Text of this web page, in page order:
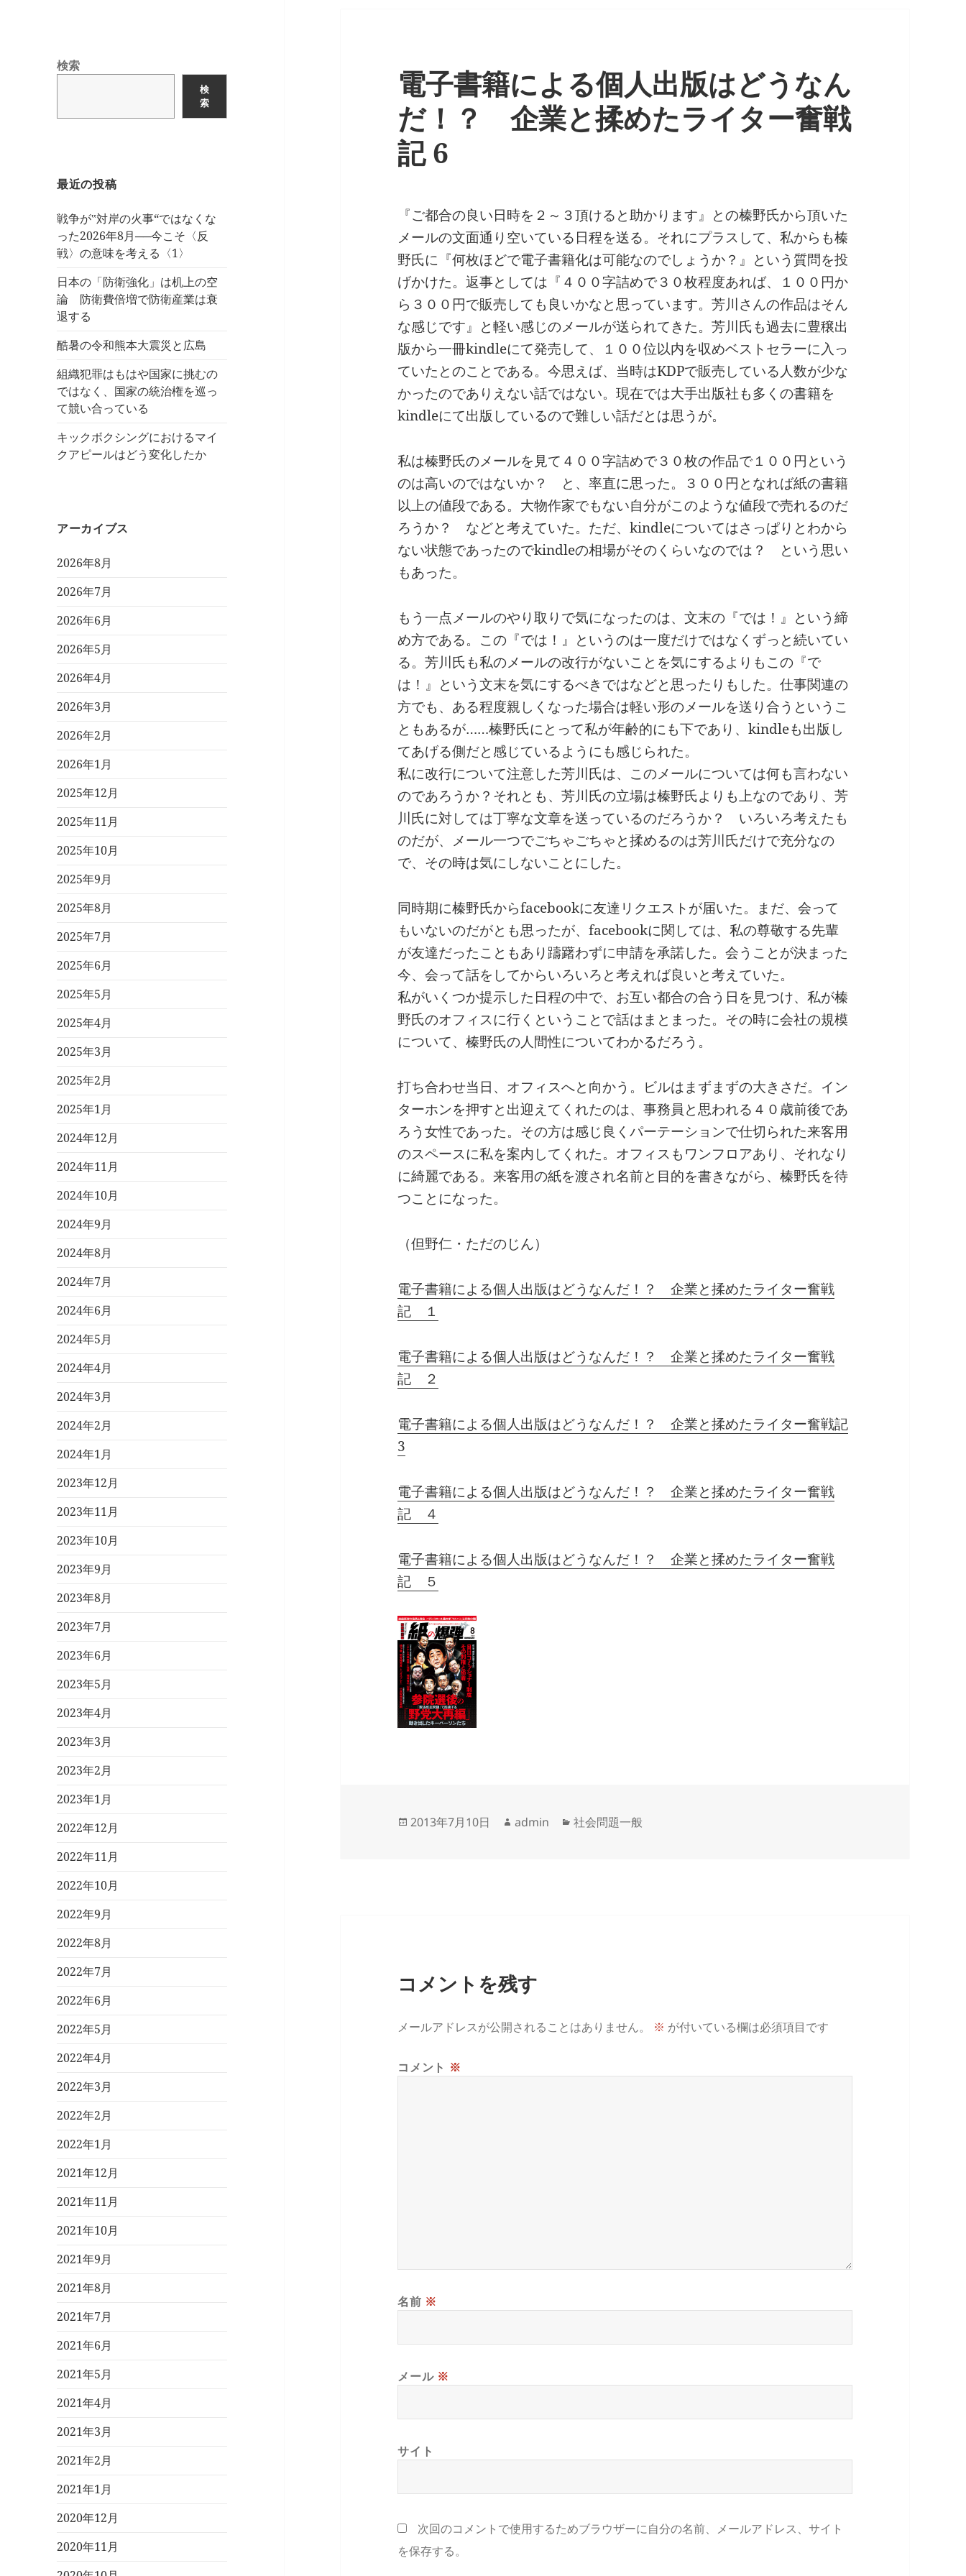
検索
検
索
最近の投稿
戦争が‟対岸の火事“ではなくな
った2026年8月──今こそ〈反
戦〉の意味を考える〈1〉
日本の「防衛強化」は机上の空
論 防衛費倍増で防衛産業は衰
退する
酷暑の令和熊本大震災と広島
組織犯罪はもはや国家に挑むの
ではなく、国家の統治権を巡っ
て競い合っている
キックボクシングにおけるマイ
クアピールはどう変化したか
アーカイブス
2026年8月
2026年7月
2026年6月
2026年5月
2026年4月
2026年3月
2026年2月
2026年1月
2025年12月
2025年11月
2025年10月
2025年9月
2025年8月
2025年7月
2025年6月
2025年5月
2025年4月
2025年3月
2025年2月
2025年1月
2024年12月
2024年11月
2024年10月
2024年9月
2024年8月
2024年7月
2024年6月
2024年5月
2024年4月
2024年3月
2024年2月
2024年1月
2023年12月
2023年11月
2023年10月
2023年9月
2023年8月
2023年7月
2023年6月
2023年5月
2023年4月
2023年3月
2023年2月
2023年1月
2022年12月
2022年11月
2022年10月
2022年9月
2022年8月
2022年7月
2022年6月
2022年5月
2022年4月
2022年3月
2022年2月
2022年1月
2021年12月
2021年11月
2021年10月
2021年9月
2021年8月
2021年7月
2021年6月
2021年5月
2021年4月
2021年3月
2021年2月
2021年1月
2020年12月
2020年11月
電子書籍による個人出版はどうなん
だ！？ 企業と揉めたライター奮戦
記 6
『ご都合の良い日時を２～３頂けると助かります』との榛野氏から頂いた
メールの文面通り空いている日程を送る。それにプラスして、私からも榛
野氏に『何枚ほどで電子書籍化は可能なのでしょうか？』という質問を投
げかけた。返事としては『４００字詰めで３０枚程度あれば、１００円か
ら３００円で販売しても良いかなと思っています。芳川さんの作品はそん
な感じです』と軽い感じのメールが送られてきた。芳川氏も過去に豊穣出
版から一冊kindleにて発売して、１００位以内を収めベストセラーに入っ
ていたとのことである。今思えば、当時はKDPで販売している人数が少な
かったのでありえない話ではない。現在では大手出版社も多くの書籍を
kindleにて出版しているので難しい話だとは思うが。
私は榛野氏のメールを見て４００字詰めで３０枚の作品で１００円という
のは高いのではないか？ と、率直に思った。３００円となれば紙の書籍
以上の値段である。大物作家でもない自分がこのような値段で売れるのだ
ろうか？ などと考えていた。ただ、kindleについてはさっぱりとわから
ない状態であったのでkindleの相場がそのくらいなのでは？ という思い
もあった。
もう一点メールのやり取りで気になったのは、文末の『では！』という締
め方である。この『では！』というのは一度だけではなくずっと続いてい
る。芳川氏も私のメールの改行がないことを気にするよりもこの『で
は！』という文末を気にするべきではなどと思ったりもした。仕事関連の
方でも、ある程度親しくなった場合は軽い形のメールを送り合うというこ
ともあるが……榛野氏にとって私が年齢的にも下であり、kindleも出版し
てあげる側だと感じているようにも感じられた。
私に改行について注意した芳川氏は、このメールについては何も言わない
のであろうか？それとも、芳川氏の立場は榛野氏よりも上なのであり、芳
川氏に対しては丁寧な文章を送っているのだろうか？ いろいろ考えたも
のだが、メール一つでごちゃごちゃと揉めるのは芳川氏だけで充分なの
で、その時は気にしないことにした。
同時期に榛野氏からfacebookに友達リクエストが届いた。まだ、会って
もいないのだがとも思ったが、facebookに関しては、私の尊敬する先輩
が友達だったこともあり躊躇わずに申請を承諾した。会うことが決まった
今、会って話をしてからいろいろと考えれば良いと考えていた。
私がいくつか提示した日程の中で、お互い都合の合う日を見つけ、私が榛
野氏のオフィスに行くということで話はまとまった。その時に会社の規模
について、榛野氏の人間性についてわかるだろう。
打ち合わせ当日、オフィスへと向かう。ビルはまずまずの大きさだ。イン
ターホンを押すと出迎えてくれたのは、事務員と思われる４０歳前後であ
ろう女性であった。その方は感じ良くパーテーションで仕切られた来客用
のスペースに私を案内してくれた。オフィスもワンフロアあり、それなり
に綺麗である。来客用の紙を渡され名前と目的を書きながら、榛野氏を待
つことになった。
（但野仁・ただのじん）
電子書籍による個人出版はどうなんだ！？ 企業と揉めたライター奮戦
記 １
電子書籍による個人出版はどうなんだ！？ 企業と揉めたライター奮戦
記 ２
電子書籍による個人出版はどうなんだ！？ 企業と揉めたライター奮戦記
3
電子書籍による個人出版はどうなんだ！？ 企業と揉めたライター奮戦
記 ４
電子書籍による個人出版はどうなんだ！？ 企業と揉めたライター奮戦
記 ５
投
2013年7月10日
作
admin
カ
社会問題一般
コメントを残す
メールアドレスが公開されることはありません。 ※ が付いている欄は必須項目です
コメント ※
名前 ※
メール ※
サイト
次回のコメントで使用するためブラウザーに自分の名前、メールアドレス、サイト
を保存する。